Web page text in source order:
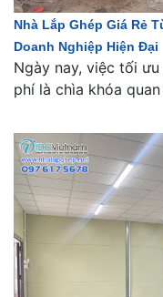
Nhà Lắp Ghép Giá Rẻ
Doanh Nghiệp Hiện Đại
Ngày nay, việc tối
phí là chìa khóa